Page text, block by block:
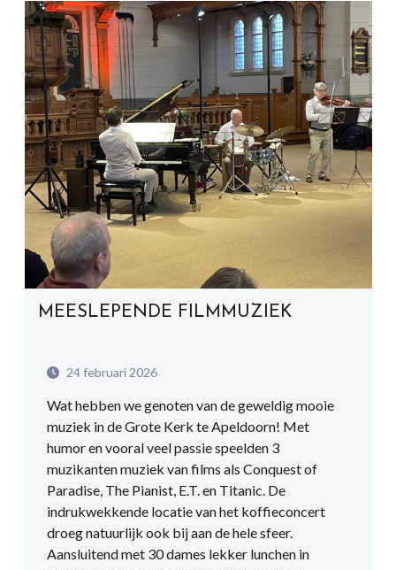
MEESLEPENDE FILMMUZIEK
24 februari 2026
Wat hebben we genoten van de geweldig mooie
muziek in de Grote Kerk te Apeldoorn! Met
humor en vooral veel passie speelden 3
muzikanten muziek van films als Conquest of
Paradise, The Pianist, E.T. en Titanic. De
indrukwekkende locatie van het koffieconcert
droeg natuurlijk ook bij aan de hele sfeer.
Aansluitend met 30 dames lekker lunchen in